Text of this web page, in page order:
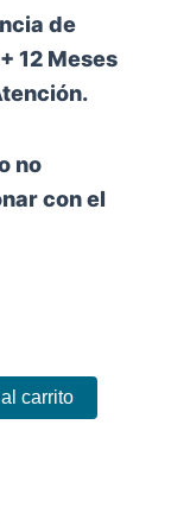
de
12 Meses
no
con el
carrito